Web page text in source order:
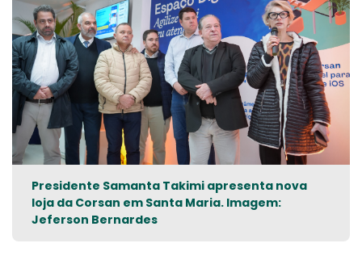
Presidente Samanta Takimi apresenta nova
loja da Corsan em Santa Maria. Imagem:
Jeferson Bernardes